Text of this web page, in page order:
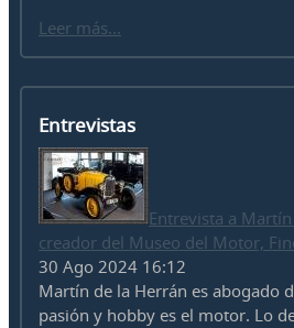
Leer más...
Entrevistas
Entrevista a
creador del Museo del Motor,
30 Ago 2024 16:12
Martín de la Herrán es abogado
pasión y hobby es el motor. Lo